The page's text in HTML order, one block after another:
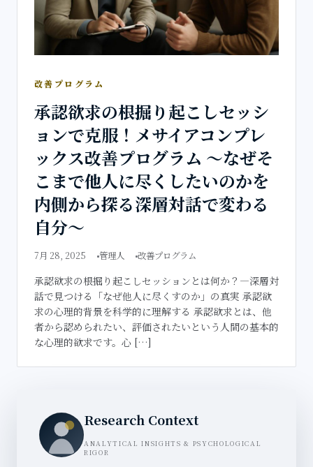
改善プログラム
承認欲求の根掘り起こしセッシ
ョンで克服！メサイアコンプレ
ックス改善プログラム ～なぜそ
こまで他人に尽くしたいのかを
内側から探る深層対話で変わる
自分～
7月 28, 2025 管理人 改善プログラム
承認欲求の根掘り起こしセッションとは何か？―深層対
話で見つける「なぜ他人に尽くすのか」の真実 承認欲
求の心理的背景を科学的に理解する 承認欲求とは、他
者から認められたい、評価されたいという人間の基本的
な心理的欲求です。心 […]
Research Context
ANALYTICAL INSIGHTS & PSYCHOLOGICAL
RIGOR